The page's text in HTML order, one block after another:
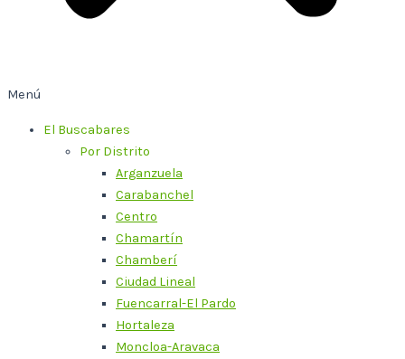
Menú
El Buscabares
Por Distrito
Arganzuela
Carabanchel
Centro
Chamartín
Chamberí
Ciudad Lineal
Fuencarral-El Pardo
Hortaleza
Moncloa-Aravaca